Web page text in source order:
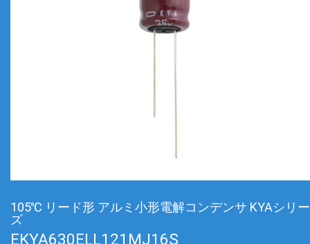
105℃ リード形 アルミ小形電解コンデンサ KYAシリー
ズ
EKYA630ELL121MJ16S